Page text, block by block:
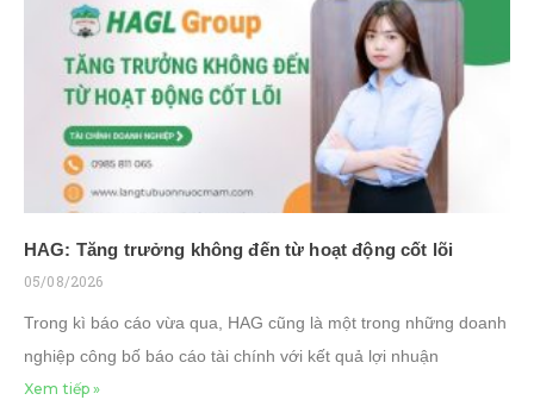
HAG: Tăng trưởng không đến từ hoạt động cốt lõi
05/08/2026
Trong kì báo cáo vừa qua, HAG cũng là một trong những doanh
nghiệp công bố báo cáo tài chính với kết quả lợi nhuận
Xem tiếp »